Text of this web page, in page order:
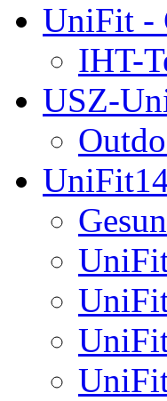
UniFit -
IHT-
USZ-
UniFit